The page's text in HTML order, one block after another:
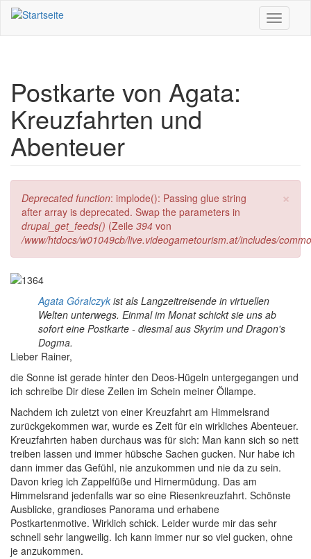
Direkt zum Inhalt
Toggle
Postkarte von Agata:
Kreuzfahrten und
Abenteuer
×
Fehlermeldung
Deprecated function: implode(): Passing glue string
after array is deprecated. Swap the parameters in
drupal_get_feeds() (Zeile 394 von
/www/htdocs/w01049cb/live.videogametourism.at/includes/
Agata Góralczyk ist als Langzeitreisende in virtuellen
Welten unterwegs. Einmal im Monat schickt sie uns ab
sofort eine Postkarte - diesmal aus Skyrim und Dragon's
Dogma.
Lieber Rainer,
die Sonne ist gerade hinter den Deos-Hügeln untergegangen und
ich schreibe Dir diese Zeilen im Schein meiner Öllampe.
Nachdem ich zuletzt von einer Kreuzfahrt am Himmelsrand
zurückgekommen war, wurde es Zeit für ein wirkliches Abenteuer.
Kreuzfahrten haben durchaus was für sich: Man kann sich so nett
treiben lassen und immer hübsche Sachen gucken. Nur habe ich
dann immer das Gefühl, nie anzukommen und nie da zu sein.
Davon krieg ich Zappelfüße und Hirnermüdung. Das am
Himmelsrand jedenfalls war so eine Riesenkreuzfahrt. Schönste
Ausblicke, grandioses Panorama und erhabene
Postkartenmotive. Wirklich schick. Leider wurde mir das sehr
schnell sehr langweilig. Ich kann immer nur so viel gucken, ohne
je anzukommen.